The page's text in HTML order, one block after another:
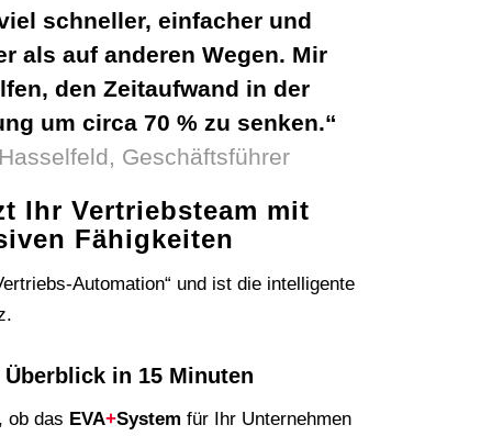
schneller, einfacher und
als auf anderen Wegen. Mir
den Zeitaufwand in der
um circa 70 % zu senken.“
Geschäftsführer
Ihr Vertriebsteam mit
Fähigkeiten
Automation“ und ist die intelligente
in 15 Minuten
ob das EVA+System für Ihr Unternehmen